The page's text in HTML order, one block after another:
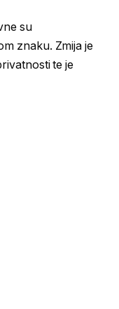
su
znaku. Zmija je
te je